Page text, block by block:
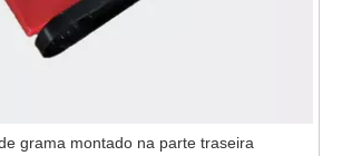
grama montado na parte traseira